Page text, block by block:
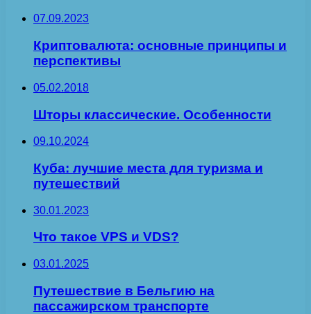
07.09.2023
Криптовалюта: основные принципы и
перспективы
05.02.2018
Шторы классические. Особенности
09.10.2024
Куба: лучшие места для туризма и
путешествий
30.01.2023
Что такое VPS и VDS?
03.01.2025
Путешествие в Бельгию на
пассажирском транспорте